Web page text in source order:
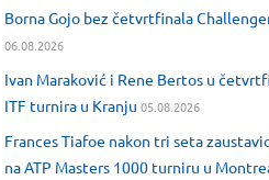
Borna Gojo bez četvrtfinala
06.08.2026
Ivan Maraković i Rene Bertos u
ITF turnira u Kranju 05.08.2026
Frances Tiafoe nakon tri seta
na ATP Masters 1000 turniru u